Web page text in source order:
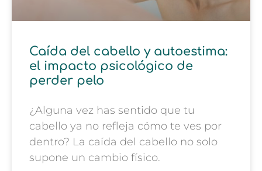
Caída del cabello y autoestima:
el impacto psicológico de
perder pelo
¿Alguna vez has sentido que tu
cabello ya no refleja cómo te ves por
dentro? La caída del cabello no solo
supone un cambio físico.